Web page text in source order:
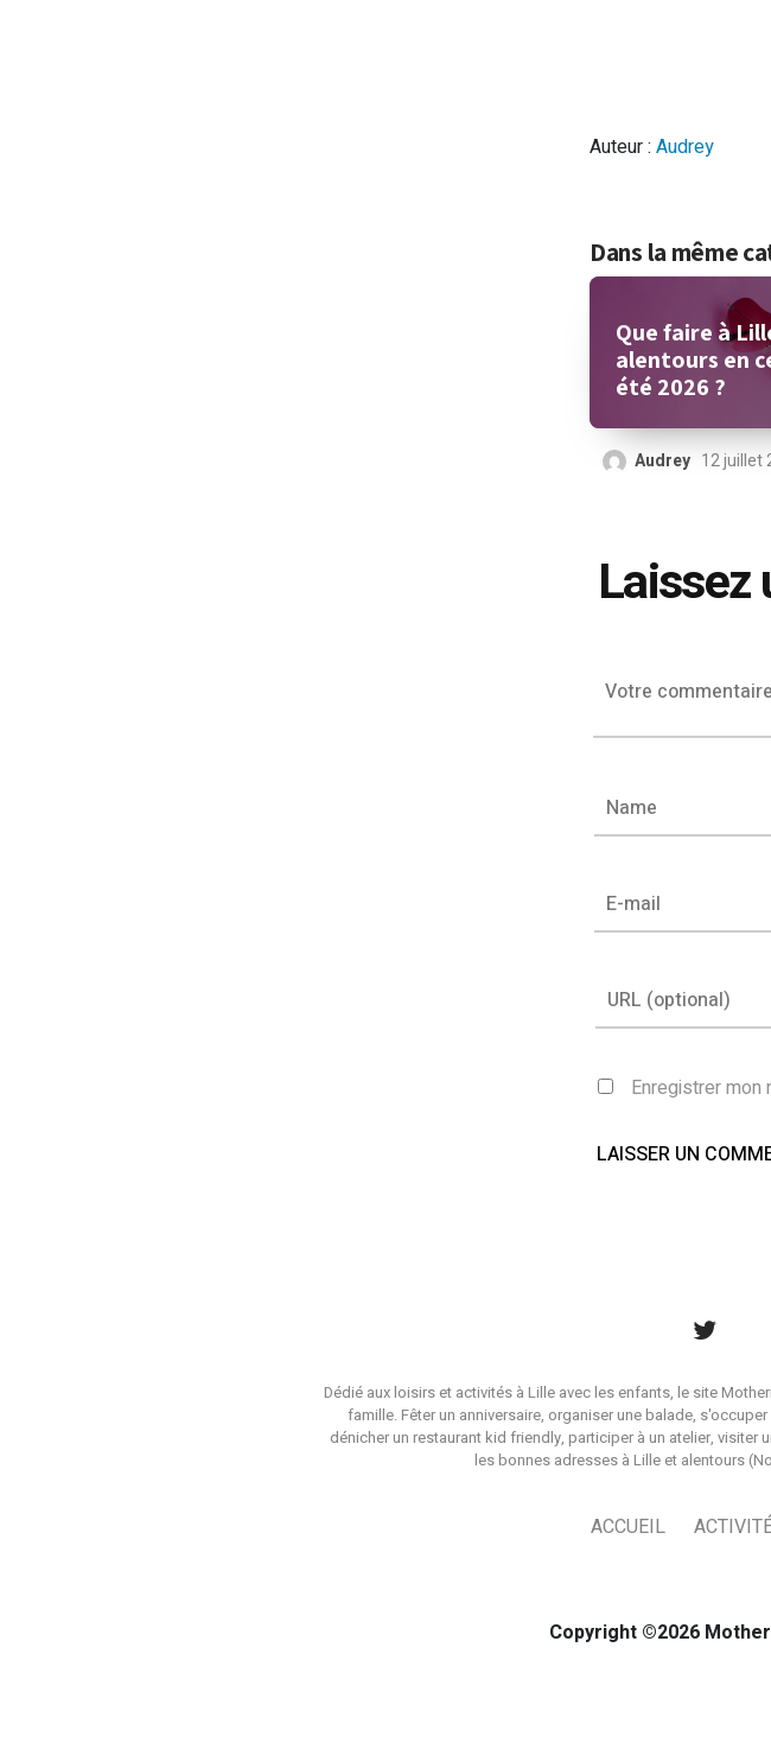
Auteur : Audrey
Dans la même
Que faire à
alentours en
été 2026 ?
Audrey 12 juillet
Laissez
Enregistrer mon
Dédié aux loisirs et activités à Lille avec les enfants, le site
famille. Fêter un anniversaire, organiser une balade,
dénicher un restaurant kid friendly, participer à un atelier,
les bonnes adresses à Lille et alentours
ACCUEIL
Copyright ©2026